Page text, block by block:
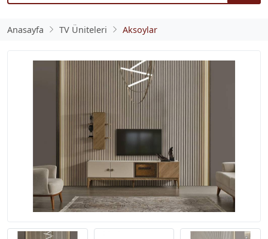
Anasayfa TV Üniteleri Aksoylar